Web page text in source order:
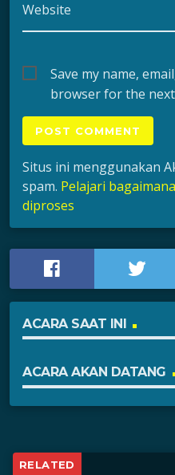
Website
Save my name,
browser for the
Situs ini menggunakan
spam. Pelajari
diproses
ACARA SAAT INI
ACARA AKAN DATANG
RELATED